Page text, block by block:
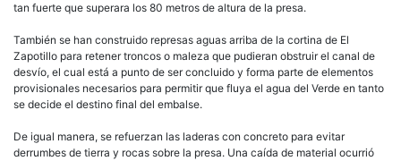
tan fuerte que superara los 80 metros de altura de la presa.
También se han construido represas aguas arriba de la cortina de El
Zapotillo para retener troncos o maleza que pudieran obstruir el canal de
desvío, el cual está a punto de ser concluido y forma parte de elementos
provisionales necesarios para permitir que fluya el agua del Verde en tanto
se decide el destino final del embalse.
De igual manera, se refuerzan las laderas con concreto para evitar
derrumbes de tierra y rocas sobre la presa. Una caída de material ocurrió